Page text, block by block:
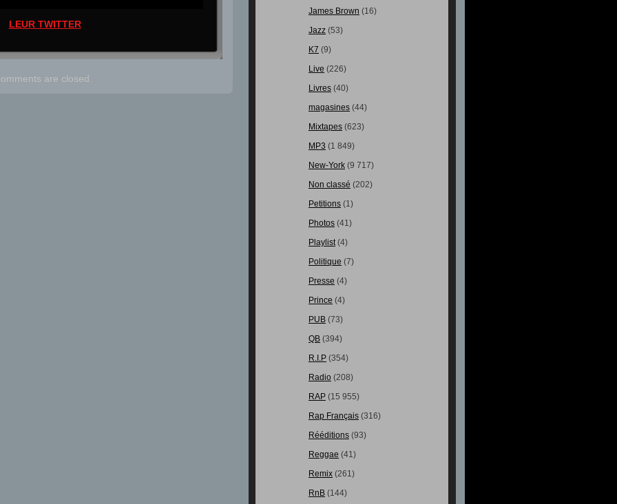
LEUR TWITTER
are closed.
James Brown (16)
Jazz (53)
K7 (9)
Live (226)
Livres (40)
magasines (44)
Mixtapes (623)
MP3 (1 849)
New-York (9 717)
Non classé (202)
Petitions (1)
Photos (41)
Playlist(4)
Politique (7)
Presse (4)
Prince (4)
PUB (73)
QB (394)
R.I.P (354)
Radio (208)
RAP (15 955)
Rap Français (316)
Rééditions (93)
Reggae (41)
Remix (261)
RnB (144)